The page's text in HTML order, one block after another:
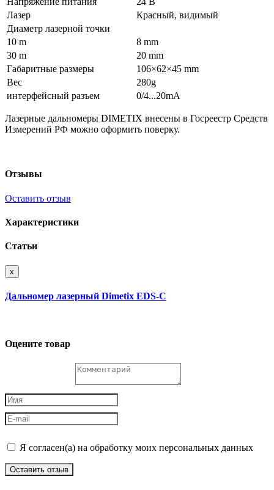
Лазер
Красный, видимый
Диаметр лазерной точки
10 m
8 mm
30 m
20 mm
Габаритные размеры
106×62×45 mm
Вес
280g
интерфейсный разъем
0/4...20mA
Лазерные дальномеры DIMETIX внесены в Госреестр Средств
Измерений РФ можно оформить поверку.
Отзывы
Оставить отзыв
Характеристики
Статьи
x
Дальномер лазерный Dimetix EDS-C
Оцените товар
Я согласен(а) на обработку моих персональных данных
Оставить отзыв